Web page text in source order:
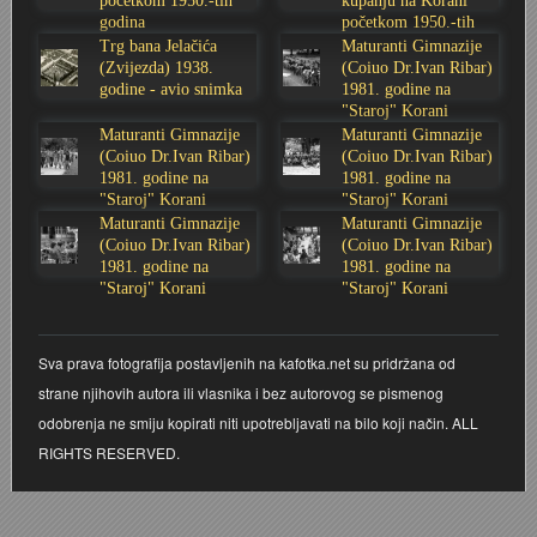
Stoljetna poplava 1939.
Tvornica potkivačkih čavala Mustad-Karlovac
Boksački klub Velebit
Bijelo dugme
Banija - poplava 4. 12. 1966.
Autobusna stanica na Korzu
Auto cross
AMD Zanatlija
Adamo klub
8. slet Bratstva i jedinstva 13. lipnja 1965. godine
Mala scena 1987. - Le Cinema
Mala scena Hrvatskog doma
Marina Perazić, Davor Tolja (Denis&Denis) i Edi
Maturanti Gimnazije 1988. godine
Motocross
NULA
Nepokoreni grad - Trojanski konj (epizoda)
Novogodišnje čestitke
Zavjet Petra Grgeca - 1998.
Škola plivanja Patkica
Mimohod 23. kolovoza 1995.
Ekonomska škola - ratne godine
Dubravko Halovanić - Ratne godine
Crkva Sv. Doroteje - 1991.
Frizerski salon Gerber (Kopf) - utemeljen 1924.
Gimnazijska i Ekonomska zbornica - Igor Mihelić
INKASATOR
Karlovački fotograf Josip Žunić
Obitelj Klemenčić
Krešimir Botković - RAZGLEDNICE
Krešimir Perušić - Nogomet
KUD REČICA
godina
početkom 1950.-tih
godina
Trg bana Jelačića
(Zvijezda) 1938.
godine - avio snimka
Maturanti Gimnazije
(Coiuo Dr.Ivan Ribar)
1981. godine na
"Staroj" Korani
Maturanti Gimnazije
(Coiuo Dr.Ivan Ribar)
1981. godine na
"Staroj" Korani
Maturanti Gimnazije
(Coiuo Dr.Ivan Ribar)
1981. godine na
"Staroj" Korani
Maturanti Gimnazije
(Coiuo Dr.Ivan Ribar)
1981. godine na
"Staroj" Korani
Maturanti Gimnazije
(Coiuo Dr.Ivan Ribar)
1981. godine na
"Staroj" Korani
Sva prava fotografija postavljenih na kafotka.net su pridržana od
strane njihovih autora ili vlasnika i bez autorovog se pismenog
odobrenja ne smiju kopirati niti upotrebljavati na bilo koji način. ALL
RIGHTS RESERVED.